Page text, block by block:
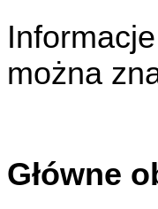
można
Główne